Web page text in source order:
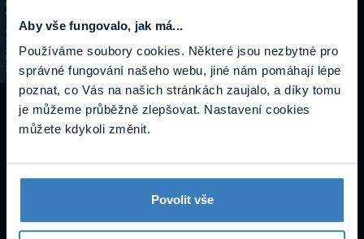
Aby vše fungovalo, jak má...
Používáme soubory cookies. Některé jsou nezbytné pro
správné fungování našeho webu, jiné nám pomáhají lépe
poznat, co Vás na našich stránkách zaujalo, a díky tomu
je můžeme průběžně zlepšovat. Nastavení cookies
můžete kdykoli změnit.
Povolit vše
KATALOG Datasheety